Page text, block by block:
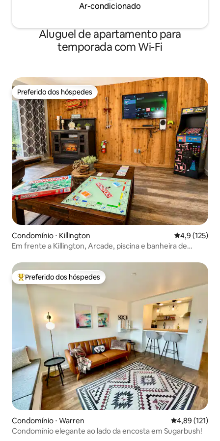
Ar-condicionado
Aluguel de apartamento para
temporada com Wi-Fi
Preferido dos hóspedes
Preferido dos hóspedes
Condomínio ⋅ Killington 4,9 de uma
4,9 (125)
Em frente a Killington, Arcade, piscina e banheira de
Entre os melhores preferidos dos hóspedes
Preferido dos hóspedes
Condomínio ⋅ Warren 4,89 de uma
4,89 (121)
Condomínio elegante ao lado da encosta em Sugarbush!